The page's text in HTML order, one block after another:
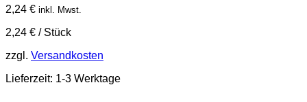
2,24 € inkl. Mwst.
2,24 € / Stück
zzgl. Versandkosten
Lieferzeit: 1-3 Werktage